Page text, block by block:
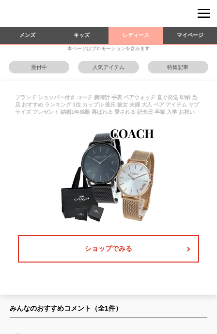
メンズ キッズ レディース マイページ
本ページはプロモーションを含みます
受付中 人気アイテム 特集記事
ブランド ショッパー付き コーチ 腕時計 手表 ペアウォッチ 直ぐ発送 即納 当
店 おすすめ ランキング 1位 カップル 彼氏 彼女 夫婦 大人 ペア アイテム サプ
ライズ プレゼント 結婚1年感動 喜ばれる 愛される 記念日 卒業 入学 お祝い
ショップでみる
みんなのおすすめコメント（全1件）